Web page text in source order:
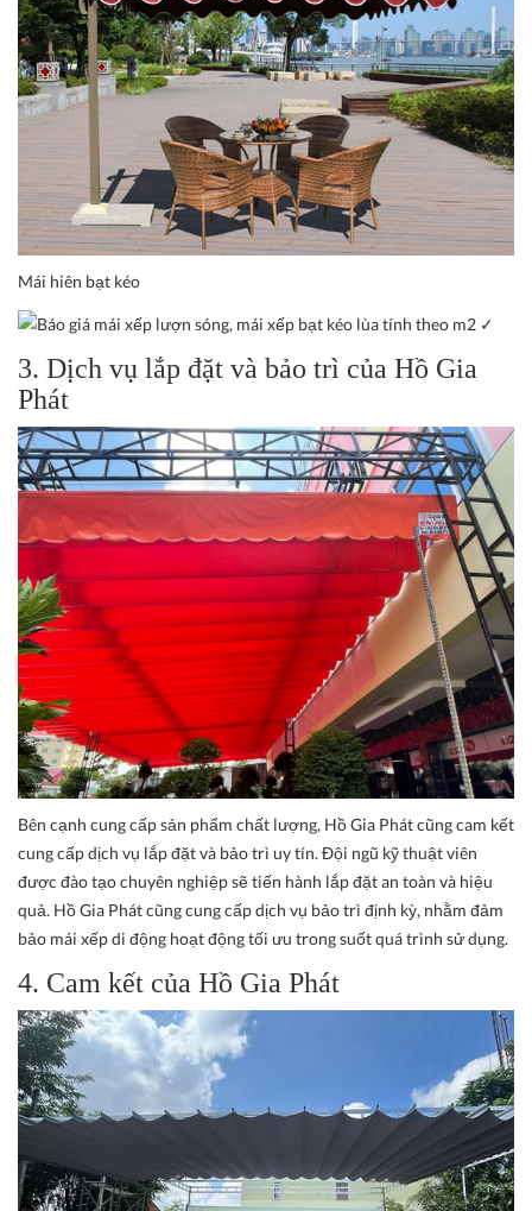
Mái hiên bạt kéo
3. Dịch vụ lắp đặt và bảo trì của Hồ Gia
Phát
Bên cạnh cung cấp sản phẩm chất lượng, Hồ Gia Phát cũng cam kết
cung cấp dịch vụ lắp đặt và bảo trì uy tín. Đội ngũ kỹ thuật viên
được đào tạo chuyên nghiệp sẽ tiến hành lắp đặt an toàn và hiệu
quả. Hồ Gia Phát cũng cung cấp dịch vụ bảo trì định kỳ, nhằm đảm
bảo mái xếp di động hoạt động tối ưu trong suốt quá trình sử dụng.
4. Cam kết của Hồ Gia Phát